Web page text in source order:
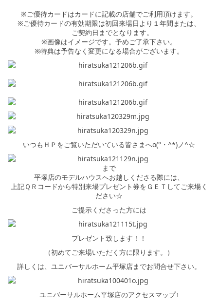
※ご優待カードはカードに記載の店舗でご利用頂けます。
※ご優待カードの有効期限は初回来場日より１年間または、
ご契約日までとなります。
※画像はイメージです。予めご了承下さい。
※特典は予告なく変更になる場合がございます。
いつもＨＰをご覧いただいている皆さまへo(°・^*)ノ^☆
まで
平塚店のモデルハウスへお越しくださる際には、
上記ＱＲコードから特別来場プレゼント券をＧＥＴしてご来場く
ださい☆
ご提示くださった方には
プレゼント致します！！
（初めてご来場いただく方に限ります。）
詳しくは、ユニバーサルホーム平塚店までお問合せ下さい。
ユニバーサルホーム平塚店のアクセスマップ↑